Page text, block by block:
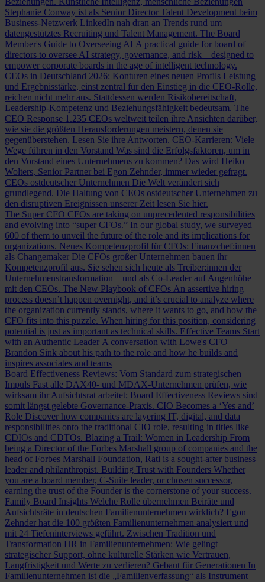
Stephanie Conway ist als Senior Director Talent Development beim
Business-Netzwerk LinkedIn nah dran an Trends rund um
datengestütztes Recruiting und Talent Management. The Board
Member's Guide to Overseeing AI A practical guide for board of
directors to oversee AI strategy, governance, and risk—designed to
empower corporate boards in the age of intelligent technology.
CEOs in Deutschland 2026: Konturen eines neuen Profils Leistung
und Ergebnisstärke, einst zentral für den Einstieg in die CEO-Rolle,
reichen nicht mehr aus. Stattdessen werden Risikobereitschaft,
Leadership-Kompetenz und Beziehungsfähigkeit bedeutsam. The
CEO Response 1.235 CEOs weltweit teilen ihre Ansichten darüber,
wie sie die größten Herausforderungen meistern, denen sie
gegenüberstehen. Lesen Sie ihre Antworten. CEO-Karrieren: Viele
Wege führen in den Vorstand Was sind die Erfolgsfaktoren, um in
den Vorstand eines Unternehmens zu kommen? Das wird Heiko
Wolters, Senior Partner bei Egon Zehnder, immer wieder gefragt.
CEOs ostdeutscher Unternehmen Die Welt verändert sich
grundlegend. Die Haltung von CEOs ostdeutscher Unternehmen zu
den disruptiven Ereignissen unserer Zeit lesen Sie hier.
The Super CFO CFOs are taking on unprecedented responsibilities
and evolving into “super CFOs.” In our global study, we surveyed
600 of them to unveil the future of the role and its implications for
organizations. Neues Kompetenzprofil für CFOs: Finanzchef:innen
als Changemaker Die CFOs großer Unternehmen bauen ihr
Kompetenzprofil aus. Sie sehen sich heute als Treiber:innen der
Unternehmenstransformation – und als Co-Leader auf Augenhöhe
mit den CEOs. The New Playbook of CFOs An assertive hiring
process doesn’t happen overnight, and it’s crucial to analyze where
the organization currently stands, where it wants to go, and how the
CFO fits into this puzzle. When hiring for this position, considering
potential is just as important as technical skills. Effective Teams Start
with an Authentic Leader A conversation with Lowe's CFO
Brandon Sink about his path to the role and how he builds and
inspires associates and teams
Board Effectiveness Reviews: Vom Standard zum strategischen
Impuls Fast alle DAX40- und MDAX-Unternehmen prüfen, wie
wirksam ihr Aufsichtsrat arbeitet; Board Effectiveness Reviews sind
somit längst gelebte Governance-Praxis. CIO Becomes a ‘Yes and’
Role Discover how companies are layering IT, digital, and data
responsibilities onto the traditional CIO role, resulting in titles like
CDIOs and CDTOs. Blazing a Trail: Women in Leadership From
being a Director of the Forbes Marshall group of companies and the
head of Forbes Marshall Foundation, Rati is a sought-after business
leader and philanthropist. Building Trust with Founders Whether
you are a board member, C-Suite leader, or chosen successor,
earning the trust of the Founder is the cornerstone of your success.
Family Board Insights Welche Rolle übernehmen Beiräte und
Aufsichtsräte in deutschen Familienunternehmen wirklich? Egon
Zehnder hat die 100 größten Familienunternehmen analysiert und
mit 24 Tiefeninterviews geführt. Zwischen Tradition und
Transformation HR in Familienunternehmen: Wie gelingt
strategischer Support, ohne kulturelle Stärken wie Vertrauen,
Langfristigkeit und Werte zu verlieren? Gebaut für Generationen In
Familienunternehmen ist die „Familienverfassung“ als Instrument